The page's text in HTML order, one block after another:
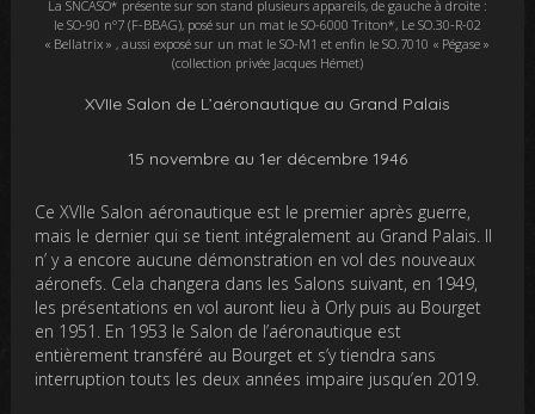
La SNCASO* présente sur son stand plusieurs appareils, de gauche à droite :
le SO-90 n°7 (F-BBAG), posé sur un mat le SO-6000 Triton*, Le SO.30-R-02
« Bellatrix » , aussi exposé sur un mat le SO-M1 et enfin le SO.7010 « Pégase »
(collection privée Jacques Hémet)
XVIIe Salon de L’aéronautique au Grand Palais
15 novembre au 1er décembre 1946
Ce XVIIe Salon aéronautique est le premier après guerre,
mais le dernier qui se tient intégralement au Grand Palais. Il
n’ y a encore aucune démonstration en vol des nouveaux
aéronefs. Cela changera dans les Salons suivant, en 1949,
les présentations en vol auront lieu à Orly puis au Bourget
en 1951. En 1953 le Salon de l’aéronautique est
entièrement transféré au Bourget et s’y tiendra sans
interruption touts les deux années impaire jusqu’en 2019.